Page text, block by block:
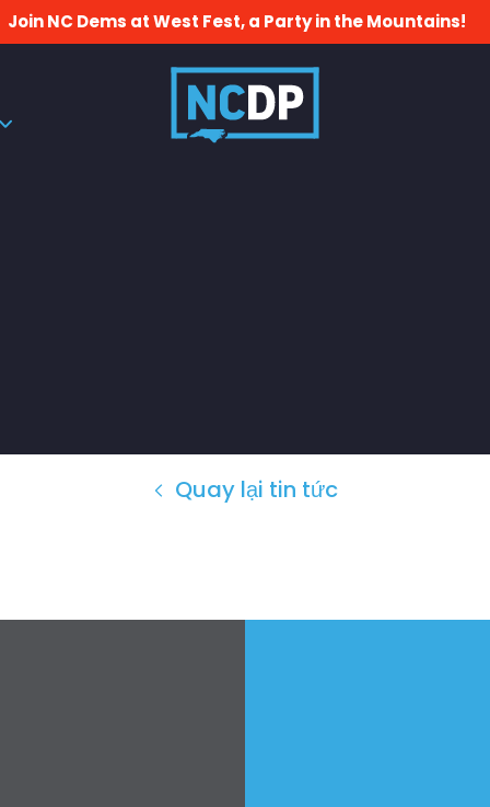
Join NC Dems at West Fest, a Party in the Mountains!
Quay lại tin tức